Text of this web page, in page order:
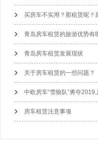
买房车不实用？那租赁呢？
青岛房车租赁的旅游优势有
青岛房车租赁发展现状
关于房车租赁的一些问题？
中欧房车“雪狼队”勇夺2019
房车租赁注意事项